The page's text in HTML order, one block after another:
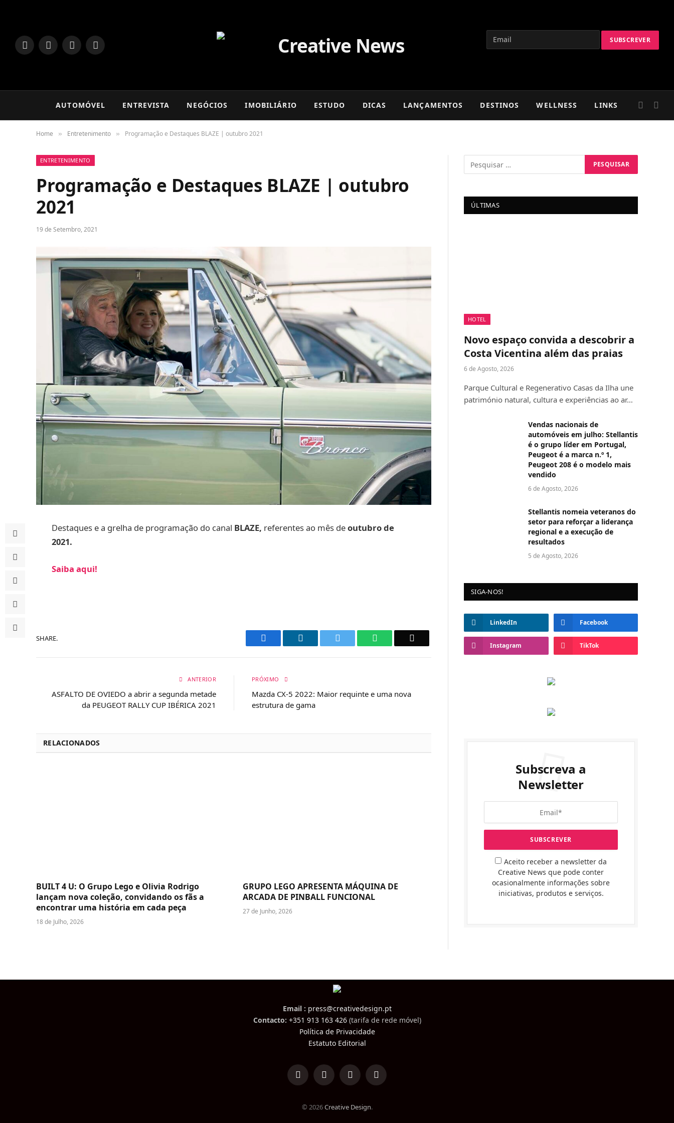
LinkedInFacebookInstagram
TikTok
AUTOMÓVEL ENTREVISTA NEGÓCIOS IMOBILIÁRIO ESTUDO DICAS LANÇAMENTOS DESTINOS WELLNESS LINKS
Home » Entretenimento » Programação e Destaques BLAZE | outubro 2021
ENTRETENIMENTO
Programação e Destaques BLAZE | outubro
2021
19 de Setembro, 2021
Destaques e a grelha de programação do canal BLAZE, referentes ao mês deoutubro de
2021.
Saiba aqui!
SHARE. Facebook LinkedIn WhatsApp
ANTERIOR
ASFALTO DE OVIEDO a abrir a segunda metade
da PEUGEOT RALLY CUP IBÉRICA 2021
PRÓXIMO
Mazda CX-5 2022: Maior requinte e uma nova
estrutura de gama
RELACIONADOS
BUILT 4 U: O Grupo Lego e Olivia Rodrigo
lançam nova coleção, convidando os fãs a
encontrar uma história em cada peça
18 de Julho, 2026
GRUPO LEGO APRESENTA MÁQUINA DE
ARCADA DE PINBALL FUNCIONAL
27 de Junho, 2026
ÚLTIMAS
HOTEL
Novo espaço convida a descobrir a
Costa Vicentina além das praias
6 de Agosto, 2026
Parque Cultural e Regenerativo Casas da Ilha une
património natural, cultura e experiências ao ar…
Vendas nacionais de
automóveis em julho: Stellantis
é o grupo líder em Portugal,
Peugeot é a marca n.º 1,
Peugeot 208 é o modelo mais
vendido
6 de Agosto, 2026
Stellantis nomeia veteranos do
setor para reforçar a liderança
regional e a execução de
resultados
5 de Agosto, 2026
SIGA-NOS!
LinkedIn Facebook
Instagram TikTok
Subscreva a
Newsletter
Aceito receber a newsletter da
Creative News que pode conter
ocasionalmente informações sobre
iniciativas, produtos e serviços.
Email : press@creativedesign.pt
Contacto: +351 913 163 426(tarifa de rede móvel)
Política de Privacidade
Estatuto Editorial
LinkedInFacebookInstagramTikTok
© 2026Creative Design.